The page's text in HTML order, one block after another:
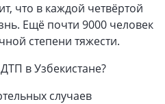
что в каждой четвёртой
Ещё почти 9000 человек
степени тяжести.
в Узбекистане?
случаев